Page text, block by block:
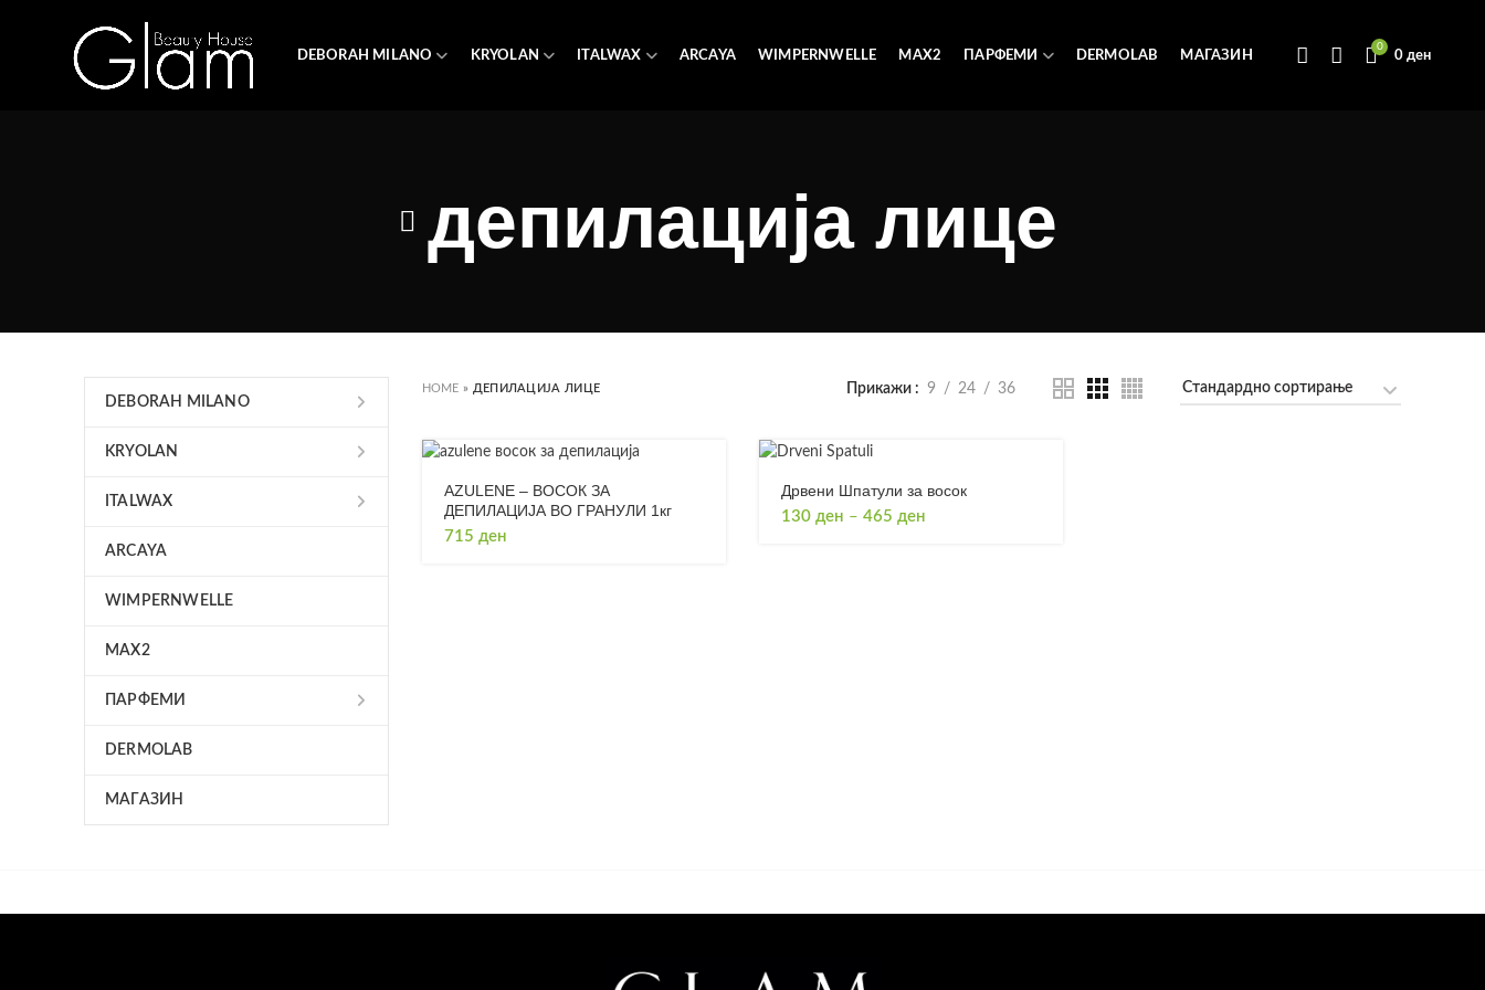
DEBORAH MILANO KRYOLAN ITALWAX ARCAYA WIMPERNWELLE MAX2 ПАРФЕМИ DERMOLAB МАГАЗИН
0
0ден
депилација лице
HOME » ДЕПИЛАЦИЈА ЛИЦЕ Прикажи 9 24 36
AZULENE – ВОСОК ЗА
ДЕПИЛАЦИЈА ВО ГРАНУЛИ 1кг
715 ден
Дрвени Шпатули за восок
130 ден – 465 денPrice
DEBORAH MILANO
KRYOLAN
ITALWAX
ARCAYA
WIMPERNWELLE
MAX2
ПАРФЕМИ
DERMOLAB
МАГАЗИН